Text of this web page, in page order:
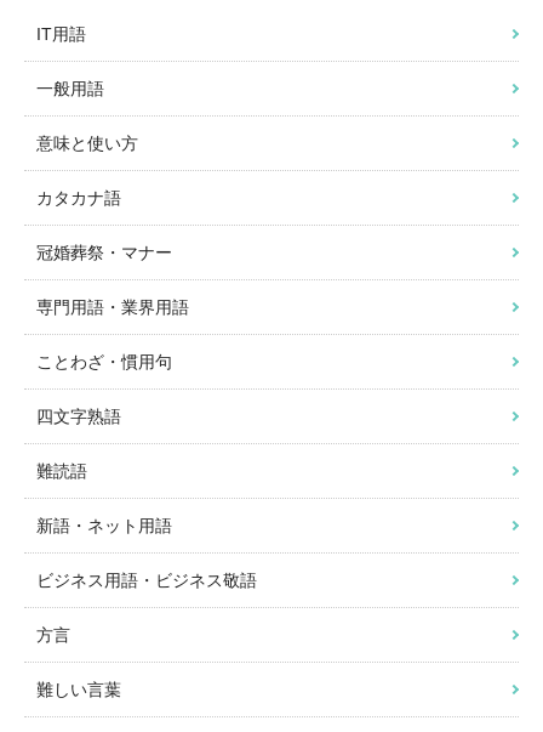
IT用語
一般用語
意味と使い方
カタカナ語
冠婚葬祭・マナー
専門用語・業界用語
ことわざ・慣用句
四文字熟語
難読語
新語・ネット用語
ビジネス用語・ビジネス敬語
方言
難しい言葉